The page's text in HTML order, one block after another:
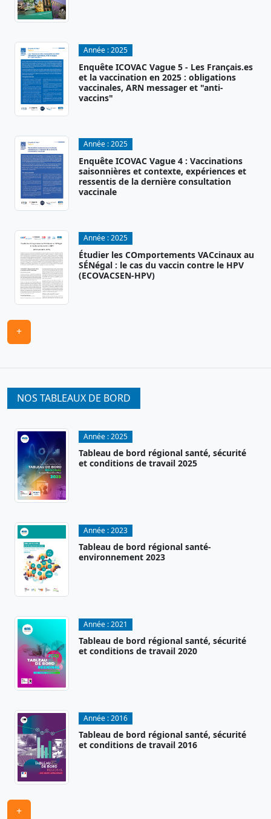
Année :2025
Enquête ICOVAC Vague 5 - Les Français.es
et la vaccination en 2025 : obligations
vaccinales, ARN messager et "anti-
vaccins"
Année :2025
Enquête ICOVAC Vague 4 : Vaccinations
saisonnières et contexte, expériences et
ressentis de la dernière consultation
vaccinale
Année :2025
Étudier les COmportements VACcinaux au
SÉNégal : le cas du vaccin contre le HPV
(ECOVACSEN-HPV)
+
NOS TABLEAUX DE BORD
Année :2025
Tableau de bord régional santé, sécurité
et conditions de travail 2025
Année :2023
Tableau de bord régional santé-
environnement 2023
Année :2021
Tableau de bord régional santé, sécurité
et conditions de travail 2020
Année :2016
Tableau de bord régional santé, sécurité
et conditions de travail 2016
+